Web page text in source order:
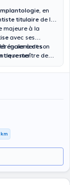
en
titulairede la
majeure à la
avec ses
à des
de rester
également son
que maître de